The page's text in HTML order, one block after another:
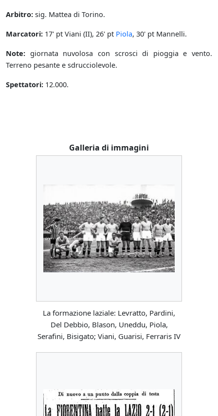
Arbitro: sig. Mattea di Torino.
Marcatori: 17' pt Viani (II), 26' pt Piola, 30' pt Mannelli.
Note: giornata nuvolosa con scrosci di pioggia e vento.
Terreno pesante e sdrucciolevole.
Spettatori: 12.000.
Galleria di immagini
La formazione laziale: Levratto, Pardini,
Del Debbio, Blason, Uneddu, Piola,
Serafini, Bisigato; Viani, Guarisi, Ferraris IV